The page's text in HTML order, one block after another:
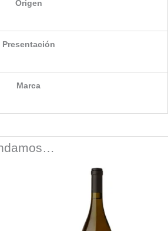
Origen
Presentación
Marca